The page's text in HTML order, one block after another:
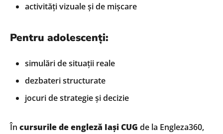
activități vizuale și de mișcare
Pentru adolescenți:
simulări de situații reale
dezbateri structurate
jocuri de strategie și decizie
În cursurile de engleză Iași CUG de la Engleza360,